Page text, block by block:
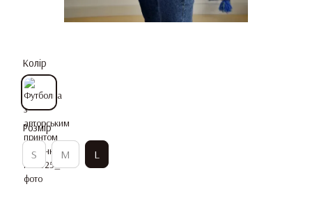
Колір
Розмір
S M L